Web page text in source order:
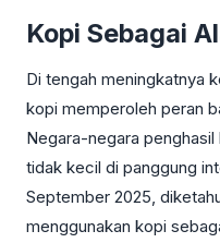
Kopi Sebagai
Di tengah meningkatnya
kopi memperoleh peran
Negara-negara
tidak kecil di panggung
September 2025,
menggunakan kopi